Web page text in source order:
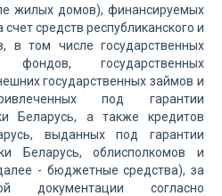
жилых домов), финансируемых
средств республиканского и
в том числе государственных
государственных
государственных займов и
под гарантии
Беларусь, а также кредитов
выданных под гарантии
Беларусь, облисполкомов и
- бюджетные средства), за
документации согласно